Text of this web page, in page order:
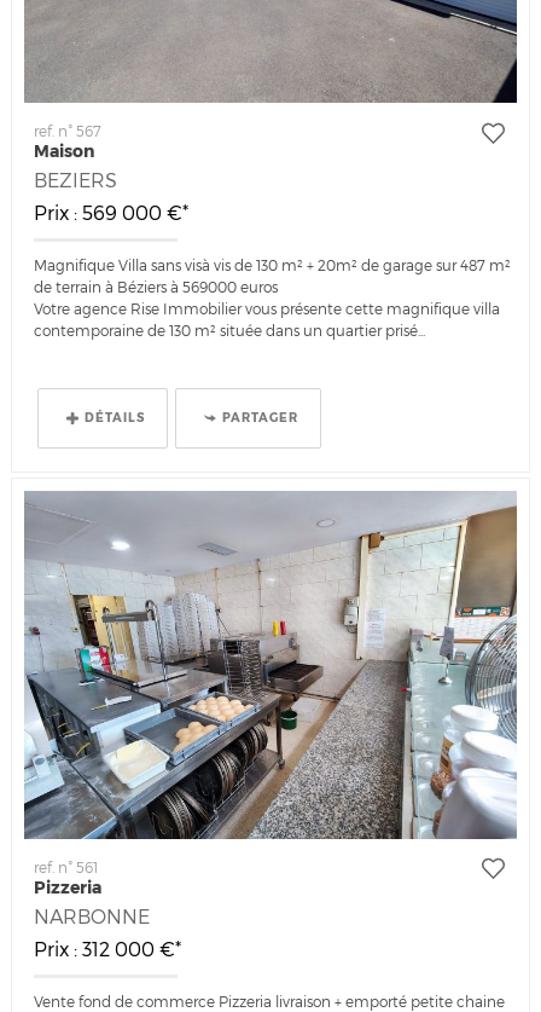
ref. n° 567
Maison
BEZIERS
Prix : 569 000 €*
Magnifique Villa sans visà vis de 130 m² + 20m² de garage sur 487 m²
de terrain à Béziers à 569000 euros
Votre agence Rise Immobilier vous présente cette magnifique villa
contemporaine de 130 m² située dans un quartier prisé...
DÉTAILS PARTAGER
ref. n° 561
Pizzeria
NARBONNE
Prix : 312 000 €*
Vente fond de commerce Pizzeria livraison + emporté petite chaine